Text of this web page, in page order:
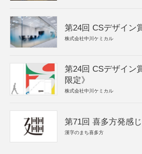
第24回 CSデザイン
株式会社中川ケミカル
第24回 CSデザイン
限定》
株式会社中川ケミカル
第71回 喜多方発感
漢字のまち喜多方